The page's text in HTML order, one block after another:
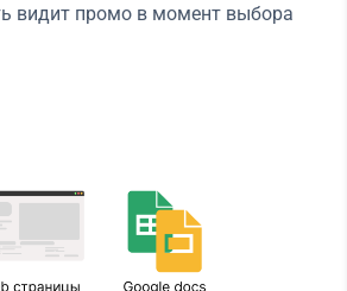
видит промо в момент выбора